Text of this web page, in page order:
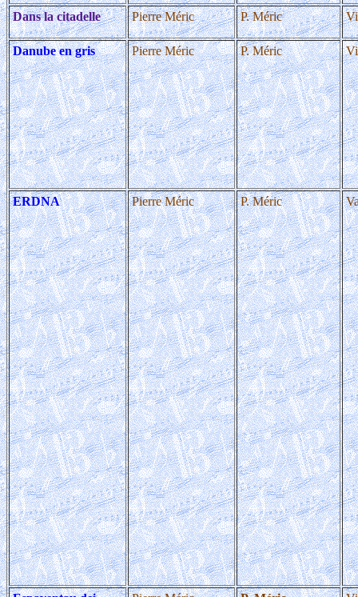
Dans la citadelle Pierre Méric P. Méric
Danube en gris Pierre Méric P. Méric
ERDNA Pierre Méric P. Méric